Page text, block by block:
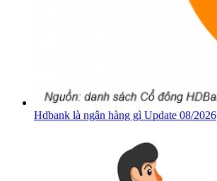
Hdbank là ngân hàng gì Update 08/2026